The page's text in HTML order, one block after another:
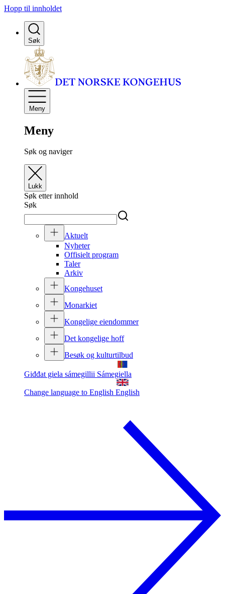
Hopp til innholdet
Søk
Meny
Meny
Søk og naviger
Lukk
Søk etter innhold
Søk
Aktuelt
Nyheter
Offisielt program
Taler
Arkiv
Kongehuset
Monarkiet
Kongelige eiendommer
Det kongelige hoff
Besøk og kulturtilbud
Giđđat giela sámegillii Sámegiella
Change language to English English